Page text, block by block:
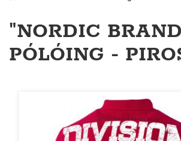
"NORDIC
PÓLÓING -